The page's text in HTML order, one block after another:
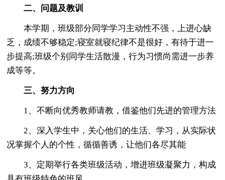
二、问题及教训
本学期，班级部分同学学习主动性不强，上进心缺
乏，成绩不够稳定;寝室就寝纪律不是很好，有待于进一
步提高;班级个别同学生活散漫，行为习惯尚需进一步养
成等等。
三、努力方向
1、不断向优秀教师请教，借鉴他们先进的管理方法
2、深入学生中，关心他们的生活、学习，从实际状
况掌握个人的个性，循循善诱，让他们各尽其能
3、定期举行各类班级活动，增进班级凝聚力，构成